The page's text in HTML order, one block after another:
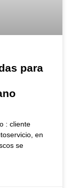
para
: cliente
en
se